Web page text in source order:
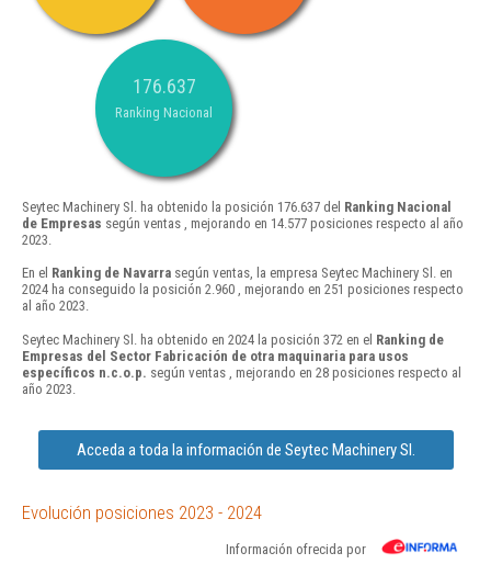
176.637
Ranking Nacional
Seytec Machinery Sl. ha obtenido la posición 176.637 del Ranking Nacional
de Empresas según ventas , mejorando en 14.577 posiciones respecto al año
2023.
En el Ranking de Navarra según ventas, la empresa Seytec Machinery Sl. en
2024 ha conseguido la posición 2.960 , mejorando en 251 posiciones respecto
al año 2023.
Seytec Machinery Sl. ha obtenido en 2024 la posición 372 en el Ranking de
Empresas del Sector Fabricación de otra maquinaria para usos
específicos n.c.o.p. según ventas , mejorando en 28 posiciones respecto al
año 2023.
Acceda a toda la información de Seytec Machinery Sl.
Evolución posiciones 2023 - 2024
Información ofrecida por